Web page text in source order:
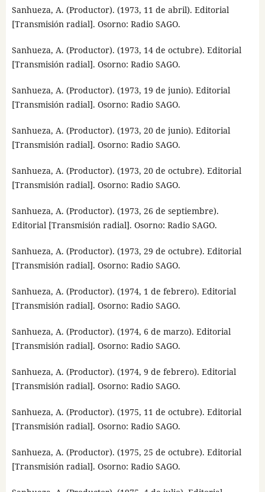
Sanhueza, A. (Productor). (1973, 11 de abril). Editorial
[Transmisión radial]. Osorno: Radio SAGO.
Sanhueza, A. (Productor). (1973, 14 de octubre). Editorial
[Transmisión radial]. Osorno: Radio SAGO.
Sanhueza, A. (Productor). (1973, 19 de junio). Editorial
[Transmisión radial]. Osorno: Radio SAGO.
Sanhueza, A. (Productor). (1973, 20 de junio). Editorial
[Transmisión radial]. Osorno: Radio SAGO.
Sanhueza, A. (Productor). (1973, 20 de octubre). Editorial
[Transmisión radial]. Osorno: Radio SAGO.
Sanhueza, A. (Productor). (1973, 26 de septiembre).
Editorial [Transmisión radial]. Osorno: Radio SAGO.
Sanhueza, A. (Productor). (1973, 29 de octubre). Editorial
[Transmisión radial]. Osorno: Radio SAGO.
Sanhueza, A. (Productor). (1974, 1 de febrero). Editorial
[Transmisión radial]. Osorno: Radio SAGO.
Sanhueza, A. (Productor). (1974, 6 de marzo). Editorial
[Transmisión radial]. Osorno: Radio SAGO.
Sanhueza, A. (Productor). (1974, 9 de febrero). Editorial
[Transmisión radial]. Osorno: Radio SAGO.
Sanhueza, A. (Productor). (1975, 11 de octubre). Editorial
[Transmisión radial]. Osorno: Radio SAGO.
Sanhueza, A. (Productor). (1975, 25 de octubre). Editorial
[Transmisión radial]. Osorno: Radio SAGO.